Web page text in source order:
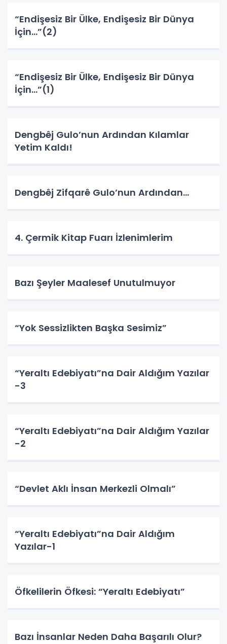
“Endişesiz Bir Ülke, Endişesiz Bir Dünya
İçin...”(2)
“Endişesiz Bir Ülke, Endişesiz Bir Dünya
İçin…”(1)
Dengbêj Gulo’nun Ardından Kılamlar
Yetim Kaldı!
Dengbêj Zifqarê Gulo’nun Ardından...
4. Çermik Kitap Fuarı İzlenimlerim
Bazı Şeyler Maalesef Unutulmuyor
“Yok Sessizlikten Başka Sesimiz”
“Yeraltı Edebiyatı”na Dair Aldığım Yazılar
-3
“Yeraltı Edebiyatı”na Dair Aldığım Yazılar
-2
“Devlet Aklı İnsan Merkezli Olmalı”
“Yeraltı Edebiyatı”na Dair Aldığım
Yazılar-1
Öfkelilerin Öfkesi: “Yeraltı Edebiyatı”
Bazı İnsanlar Neden Daha Başarılı Olur?